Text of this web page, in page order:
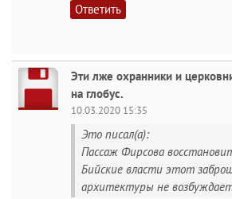
Ответить
Эти лже охранники и
на глобус.
10.03.2020 15:35
Это писал(а):
Пассаж Фирсова
Бийские власти этот
архитектуры не